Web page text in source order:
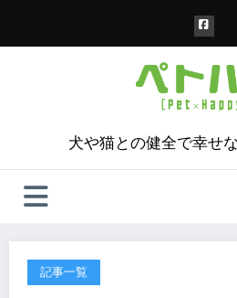
犬や猫との健全で幸せ
記事一覧